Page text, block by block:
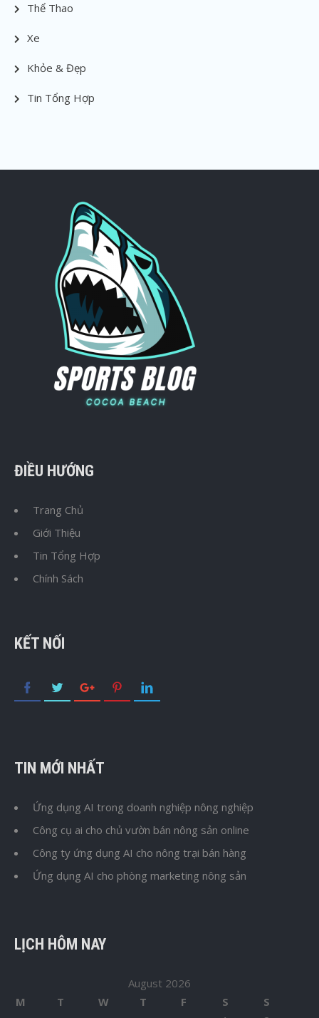
Thể Thao
Xe
Khỏe & Đẹp
Tin Tổng Hợp
ĐIỀU HƯỚNG
Trang Chủ
Giới Thiệu
Tin Tổng Hợp
Chính Sách
KẾT NỐI
TIN MỚI NHẤT
Ứng dụng AI trong doanh nghiệp nông nghiệp
Công cụ ai cho chủ vườn bán nông sản online
Công ty ứng dụng AI cho nông trại bán hàng
Ứng dụng AI cho phòng marketing nông sản
LỊCH HÔM NAY
August 2026
M
T W T F S
S